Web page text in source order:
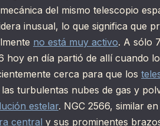
del mismo telescopio
inusual, lo que significa que
no está muy activo. A sólo
hoy en día partió de allí cuando
cerca para que los
turbulentas nubes de gas y
estelar. NGC 2566, similar
central y sus prominentes